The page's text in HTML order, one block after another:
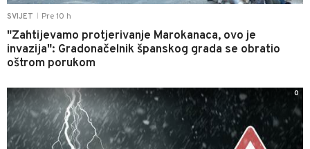
SVIJET Pre 10 h
"Zahtijevamo protjerivanje Marokanaca, ovo je
invazija": Gradonačelnik španskog grada se obratio
oštrom porukom
0